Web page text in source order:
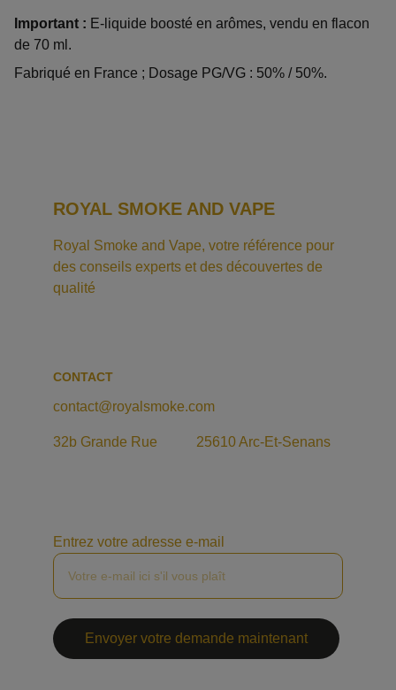
Important : E-liquide boosté en arômes, vendu en flacon
de 70 ml.
Fabriqué en France ; Dosage PG/VG : 50% / 50%.
ROYAL SMOKE AND VAPE
Royal Smoke and Vape, votre référence pour
des conseils experts et des découvertes de
qualité
CONTACT
contact@royalsmoke.com
Entrez votre adresse e-mail
Envoyer votre demande maintenant
32b Grande Rue           25610 Arc-Et-Senans